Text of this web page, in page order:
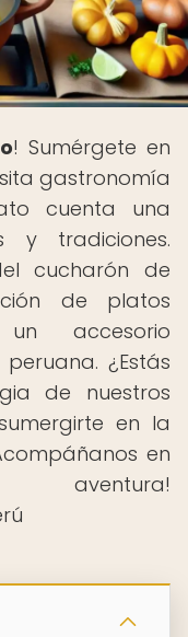
! Sumérgete en
gastronomía
cuenta una
y tradiciones.
cucharón de
de platos
un accesorio
¿Estás
de nuestros
en la
en